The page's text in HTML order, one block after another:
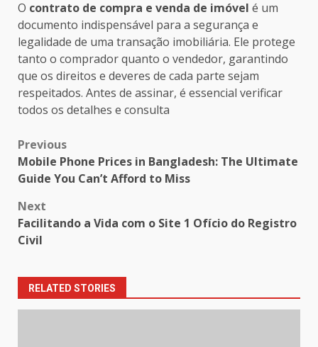
O contrato de compra e venda de imóvel é um
documento indispensável para a segurança e
legalidade de uma transação imobiliária. Ele protege
tanto o comprador quanto o vendedor, garantindo
que os direitos e deveres de cada parte sejam
respeitados. Antes de assinar, é essencial verificar
todos os detalhes e consulta
Post
navigation
Previous
Mobile Phone Prices in Bangladesh: The Ultimate
Guide You Can’t Afford to Miss
Next
Facilitando a Vida com o Site 1 Ofício do Registro
Civil
RELATED STORIES